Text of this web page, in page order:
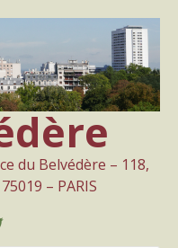
du Belvédère – 118,
– PARIS
Twitter